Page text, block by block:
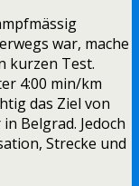
war, mache
kurzen Test.
4:00 min/km
das Ziel von
Belgrad. Jedoch
Strecke und